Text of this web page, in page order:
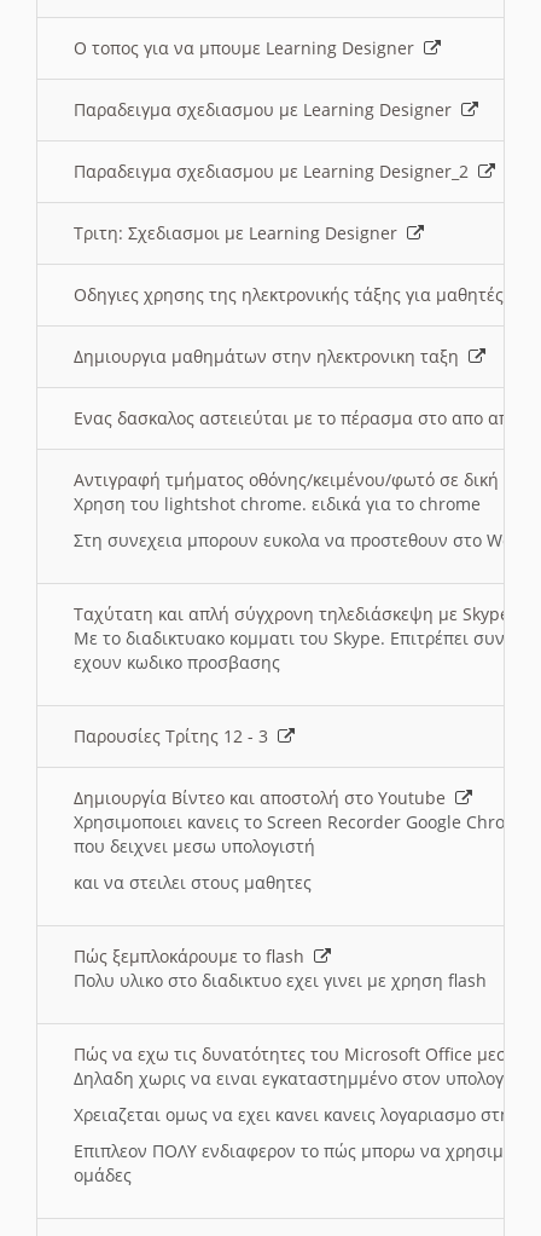
O τοπος για να μπουμε Learning Designer
Παραδειγμα σχεδιασμου με Learning Designer
Παραδειγμα σχεδιασμου με Learning Designer_2
Τριτη: Σχεδιασμοι με Learning Designer
Οδηγιες χρησης της ηλεκτρονικής τάξης για μαθητές
Δημιουργια μαθημάτων στην ηλεκτρονικη ταξη
Ενας δασκαλος αστειεύται με το πέρασμα στο απο
Αντιγραφή τμήματος οθόνης/κειμένου/φωτό σε δική
Χρηση του lightshot chrome. ειδικά για το chrome
Στη συνεχεια μπορουν ευκολα να προστεθουν στο Word
Ταχύτατη και απλή σύγχρονη τηλεδιάσκεψη με Skype
Με το διαδικτυακο κομματι του Skype. Επιτρέπει
εχουν κωδικο προσβασης
Παρουσίες Τρίτης 12 - 3
Δημιουργία Βίντεο και αποστολή στο Youtube
Χρησιμοποιει κανεις το Screen Recorder Google Chrome
που δειχνει μεσω υπολογιστή
και να στειλει στους μαθητες
Πώς ξεμπλοκάρουμε το flash
Πολυ υλικο στο διαδικτυο εχει γινει με χρηση flash
Πώς να εχω τις δυνατότητες του Microsoft Office μεσω
Δηλαδη χωρις να ειναι εγκαταστημμένο στον
Χρειαζεται ομως να εχει κανει κανεις λογαριασμο στη
Επιπλεον ΠΟΛΥ ενδιαφερον το πώς μπορω να
ομάδες